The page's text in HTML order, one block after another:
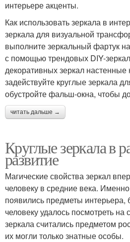
интерьере акценты.
Как использовать зеркала в
зеркала для визуальной
выполните зеркальный фартук
с помощью трендовых DIY-
декоративных зеркал настенные
задействуйте круглые зеркала
обустройте фальш-окна, чтобы
читать дальше →
Круглые зеркала в
развитие
Магические свойства зеркал
человеку в средние века.
появились предметы интерьера,
человеку удалось посмотреть
зеркала считались предметом
их могли только знатные особы.